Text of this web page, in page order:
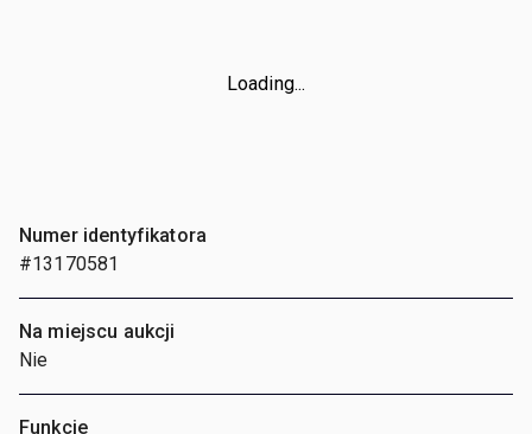
Loading...
Numer identyfikatora
#13170581
Na miejscu aukcji
Nie
Funkcje